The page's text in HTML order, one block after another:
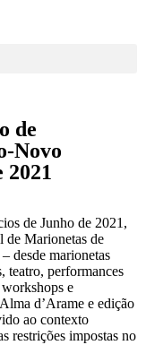
de
Novo
2021
de Junho de 2021,
Marionetas de
desde marionetas
teatro, performances
e
d’Arame e edição
ao contexto
restrições impostas no